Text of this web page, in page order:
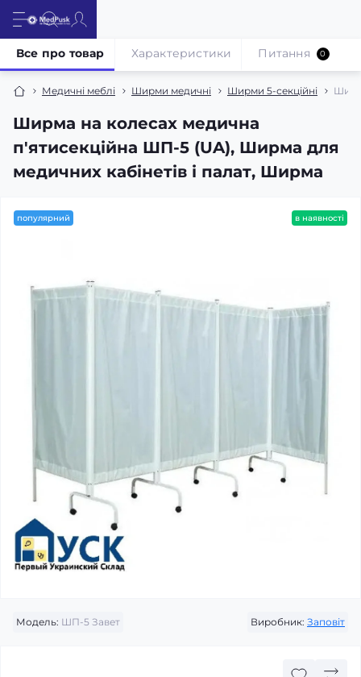
Медичні меблі Ширми медичні Ширми 5-секційні
Ширма на колесах медична
п'ятисекційна ШП-5 (UA), Ширма для
медичних кабінетів і палат, Ширма
Все про товар Характеристики Питання 0
популярний в наявності
Модель: ШП-5 Завет Виробник: Заповіт